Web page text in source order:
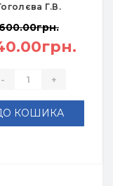
Г.В.
- +
КОШИКА